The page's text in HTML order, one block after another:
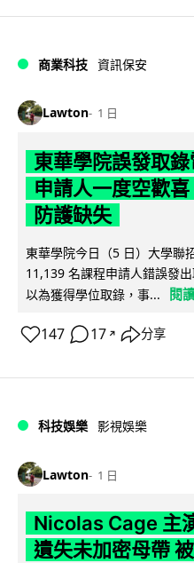
商業科技 資訊保安
Lawton 1 日
東華學院誤發取
申請人一度空歡
防護缺失
東華學院今日（5 日）大學聯
11,139 名課程申請人錯誤發
以為獲得學位取錄，事...
閱
147 17 ↗ 分享
科技娛樂 影視娛樂
Lawton 1 日
Nicolas Cage 主
遺失未加密母帶